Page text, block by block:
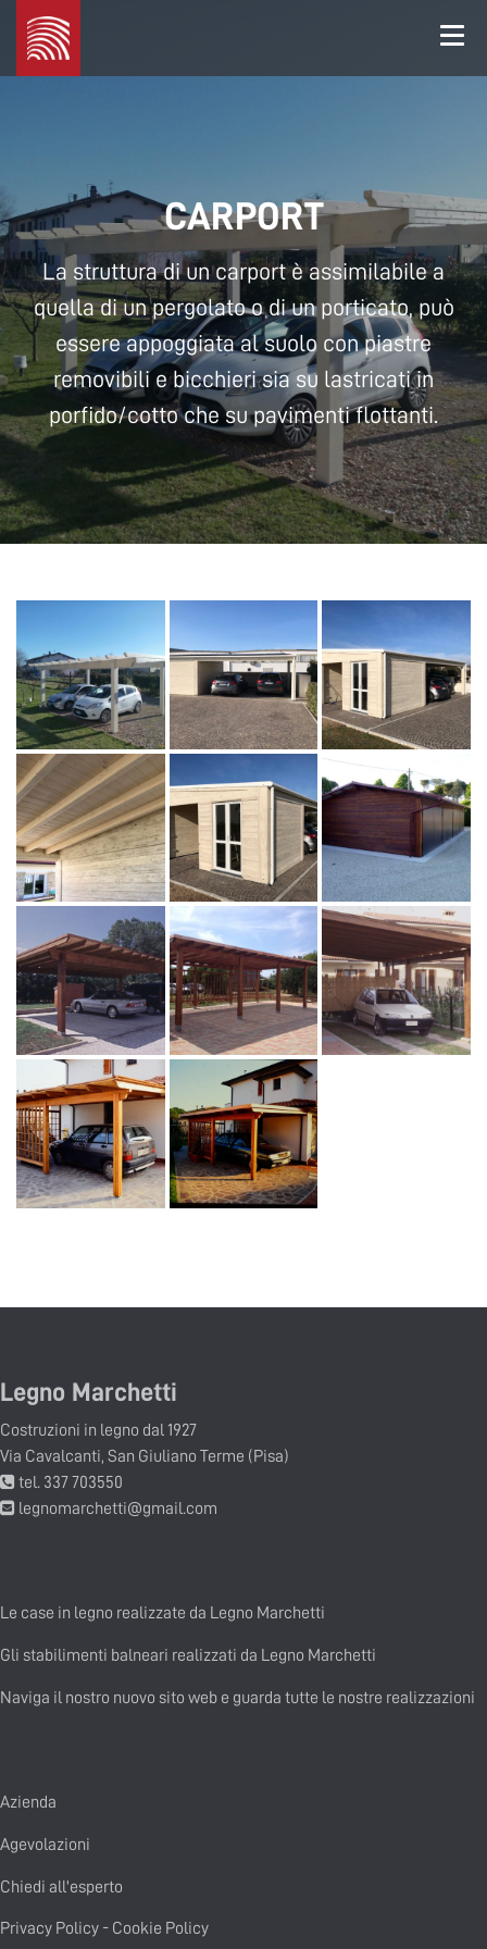
Legno
Marchetti
CARPORT
La struttura di un carport è assimilabile a
quella di un pergolato o di un porticato, può
essere appoggiata al suolo con piastre
removibili e bicchieri sia su lastricati in
porfido/cotto che su pavimenti flottanti.
Legno Marchetti
Costruzioni in legno dal 1927
Via Cavalcanti, San Giuliano Terme (Pisa)
tel. 337 703550
legnomarchetti@gmail.com
Le case in legno realizzate da Legno Marchetti
Gli stabilimenti balneari realizzati da Legno Marchetti
Naviga il nostro nuovo sito web e guarda tutte le nostre realizzazioni
Azienda
Agevolazioni
Chiedi all'esperto
Privacy Policy - Cookie Policy